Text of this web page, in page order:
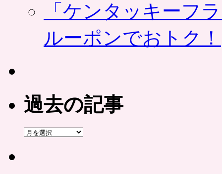
「ケンタッキーフ
ルーポンでおトク！
過去の記事
過